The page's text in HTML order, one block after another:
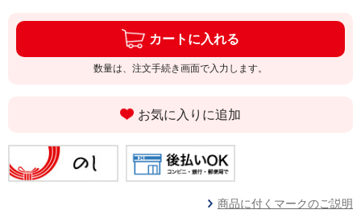
カートに入れる
数量は、注文手続き画面で入力します。
お気に入りに追加
商品に付くマークのご説明